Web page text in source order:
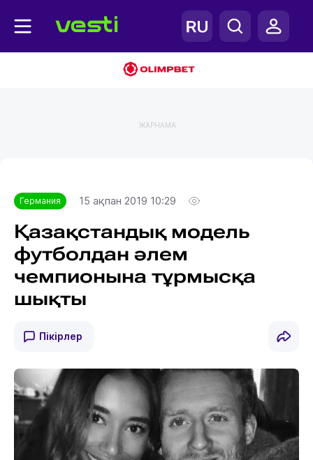
ЖАРНАМА
Германия 15 ақпан 2019 10:29
Қазақстандық модель
футболдан әлем
чемпионына тұрмысқа
шықты
Пікірлер